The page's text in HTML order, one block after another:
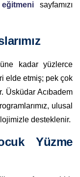
sayfamızı
kadar yüzlerce
elde etmiş; pek çok
Üsküdar Acıbadem
ulusal
desteklenir.
Yüzme